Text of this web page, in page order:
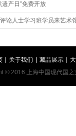
产日”免费开放
论人士学习班学员来艺术
关于我们 藏品展示
© 2016 上海中国现代国